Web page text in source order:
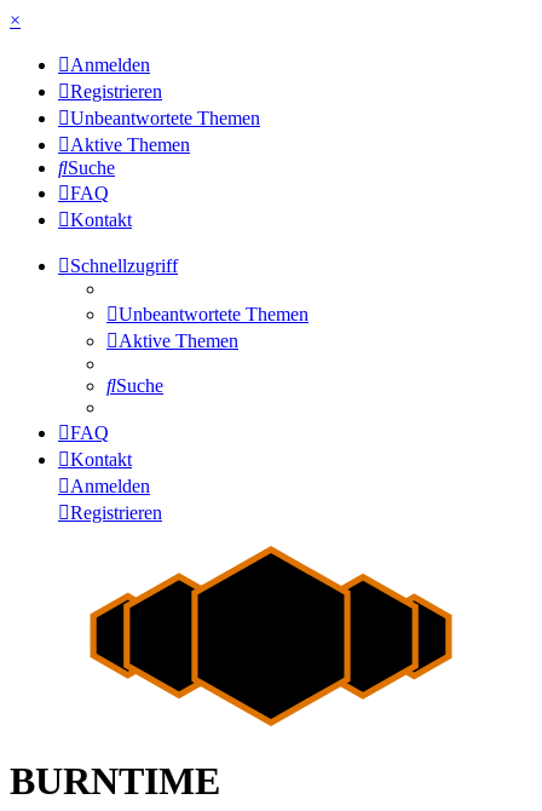
×
Anmelden
Registrieren
Unbeantwortete Themen
Aktive Themen
Suche
FAQ
Kontakt
Schnellzugriff
Unbeantwortete Themen
Aktive Themen
Suche
FAQ
Kontakt
Anmelden
Registrieren
BURNTIME